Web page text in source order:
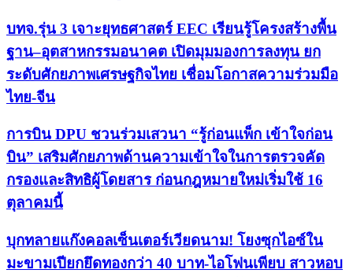
บทจ.รุ่น 3 เจาะยุทธศาสตร์ EEC เรียนรู้โครงสร้างพื้น
ฐาน–อุตสาหกรรมอนาคต เปิดมุมมองการลงทุน ยก
ระดับศักยภาพเศรษฐกิจไทย เชื่อมโอกาสความร่วมมือ
ไทย-จีน
การบิน DPU ชวนร่วมเสวนา “รู้ก่อนแพ็ก เข้าใจก่อน
บิน” เสริมศักยภาพด้านความเข้าใจในการตรวจคัด
กรองและสิทธิผู้โดยสาร ก่อนกฎหมายใหม่เริ่มใช้ 16
ตุลาคมนี้
บุกทลายแก๊งคอลเซ็นเตอร์เวียดนาม! โยงซุกไอซ์ใน
มะขามเปียกยึดทองกว่า 40 บาท-ไอโฟนเพียบ สาวหอบ